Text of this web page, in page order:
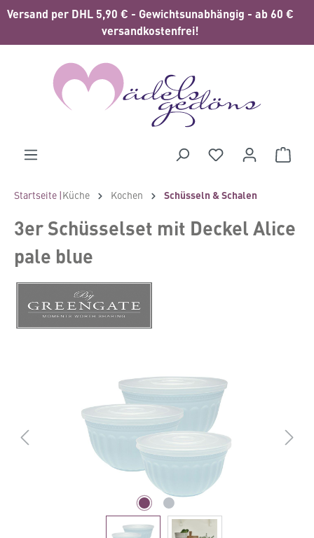
springen
Versand per DHL 5,90 € - Gewichtsunabhängig - ab 60 €
versandkostenfrei!
Startseite |Küche Kochen Schüsseln & Schalen
3er Schüsselset mit Deckel Alice
pale blue